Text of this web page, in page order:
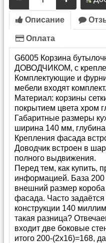
Описание
Оплата
G6005 Корзина
ДОВОДЧИКОМ, с
Комплектующие и
мебели входят комплект.
Материал: корзины
покрытием цвета хром
Габаритные размеры
ширина 140 мм,
Крепления фасада
Доводчик встроен в
полного выдвижения.
Перед тем, как купить,
информацией. База 200
внешний размер
фасада. Часто
конструкции 140
такая разница?
входит две боковые
итого 200-(2х16)=168,